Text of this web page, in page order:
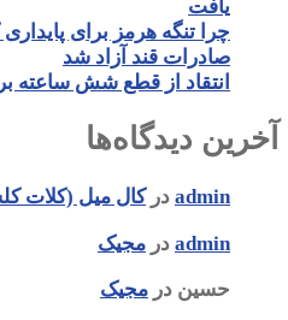
یافت
چرا تنگه هرمز برای
صادرات قند آزاد شد
انتقاد از قطع شش ساعته
آخرین دیدگاه‌ها
admin درکال میل (کلات
admin در مجیک
حسین در مجیک